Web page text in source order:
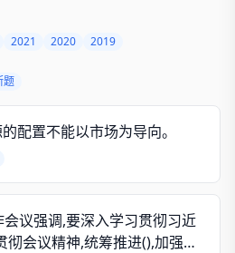
2021 2020 2019
题
配置不能以市场为导向。
议强调,要深入学习贯彻习近
会议精神,统筹推进(),加强法